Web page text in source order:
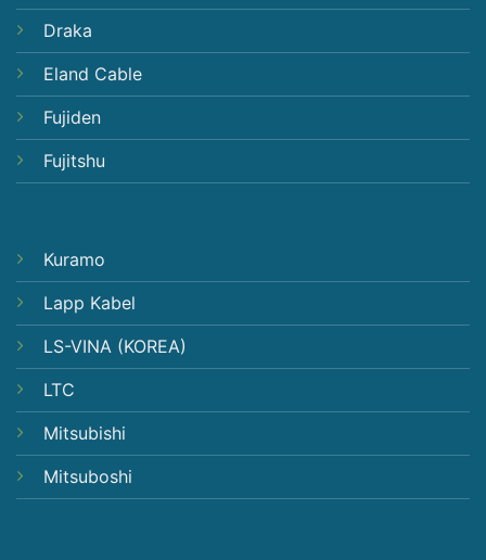
Draka
Eland Cable
Fujiden
Fujitshu
Kuramo
Lapp Kabel
LS-VINA (KOREA)
LTC
Mitsubishi
Mitsuboshi